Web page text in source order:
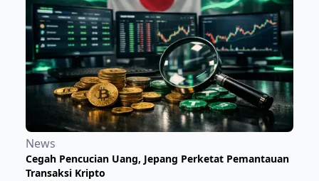
News
Cegah Pencucian Uang, Jepang Perketat Pemantauan
Transaksi Kripto